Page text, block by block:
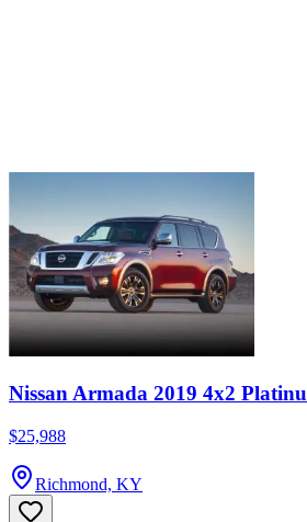
Nissan Armada 2019 4x2
$25,988
Richmond, KY